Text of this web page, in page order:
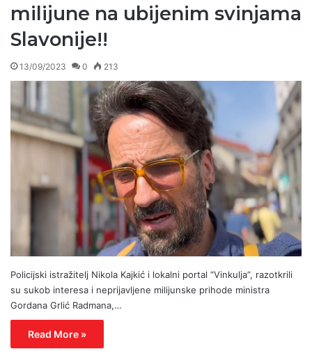
milijune na ubijenim svinjama
Slavonije!!
13/09/2023 0 213
Policijski istražitelj Nikola Kajkić i lokalni portal “Vinkulja”, razotkrili
su sukob interesa i neprijavljene milijunske prihode ministra
Gordana Grlić Radmana,…
Read More »